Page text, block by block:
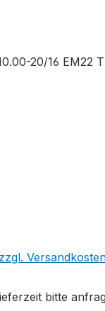
bitte